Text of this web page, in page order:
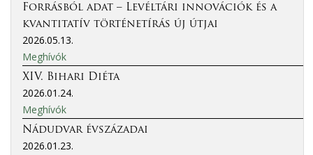
Forrásból adat – Levéltári innovációk és a
kvantitatív történetírás új útjai
2026.05.13.
Meghívók
XIV. Bihari Diéta
2026.01.24.
Meghívók
Nádudvar évszázadai
2026.01.23.